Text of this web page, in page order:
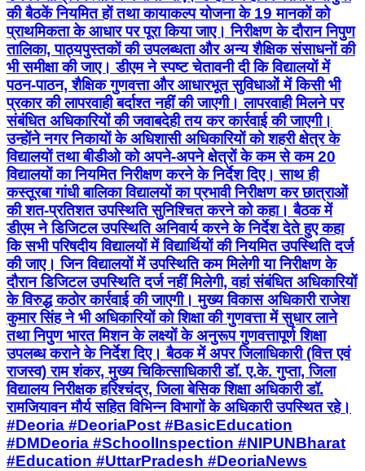
की बैठकें नियमित हों तथा कायाकल्प योजना के 19 मानकों को
प्राथमिकता के आधार पर पूरा किया जाए। निरीक्षण के दौरान निपुण
तालिका, पाठ्यपुस्तकों की उपलब्धता और अन्य शैक्षिक संसाधनों की
भी समीक्षा की जाए। डीएम ने स्पष्ट चेतावनी दी कि विद्यालयों में
पठन-पाठन, शैक्षिक गुणवत्ता और आधारभूत सुविधाओं में किसी भी
प्रकार की लापरवाही बर्दाश्त नहीं की जाएगी। लापरवाही मिलने पर
संबंधित अधिकारियों की जवाबदेही तय कर कार्रवाई की जाएगी।
उन्होंने नगर निकायों के अधिशासी अधिकारियों को शहरी क्षेत्र के
विद्यालयों तथा बीडीओ को अपने-अपने क्षेत्रों के कम से कम 20
विद्यालयों का नियमित निरीक्षण करने के निर्देश दिए। साथ ही
कस्तूरबा गांधी बालिका विद्यालयों का प्रभावी निरीक्षण कर छात्राओं
की शत-प्रतिशत उपस्थिति सुनिश्चित करने को कहा। बैठक में
डीएम ने डिजिटल उपस्थिति अनिवार्य करने के निर्देश देते हुए कहा
कि सभी परिषदीय विद्यालयों में विद्यार्थियों की नियमित उपस्थिति दर्ज
की जाए। जिन विद्यालयों में उपस्थिति कम मिलेगी या निरीक्षण के
दौरान डिजिटल उपस्थिति दर्ज नहीं मिलेगी, वहां संबंधित अधिकारियों
के विरुद्ध कठोर कार्रवाई की जाएगी। मुख्य विकास अधिकारी राजेश
कुमार सिंह ने भी अधिकारियों को शिक्षा की गुणवत्ता में सुधार लाने
तथा निपुण भारत मिशन के लक्ष्यों के अनुरूप गुणवत्तापूर्ण शिक्षा
उपलब्ध कराने के निर्देश दिए। बैठक में अपर जिलाधिकारी (वित्त एवं
राजस्व) राम शंकर, मुख्य चिकित्साधिकारी डॉ. ए.के. गुप्ता, जिला
विद्यालय निरीक्षक हरिश्चंद्र, जिला बेसिक शिक्षा अधिकारी डॉ.
रामजियावन मौर्य सहित विभिन्न विभागों के अधिकारी उपस्थित रहे।
#Deoria #DeoriaPost #BasicEducation
#DMDeoria #SchoolInspection #NIPUNBharat
#Education #UttarPradesh #DeoriaNews